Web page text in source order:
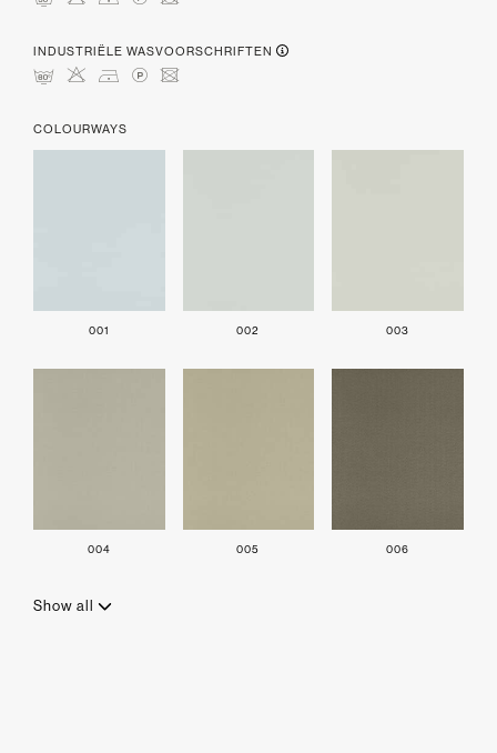
INDUSTRIËLE WASVOORSCHRIFTEN
pHDLU
COLOURWAYS
001 002 003
004 005 006
Show all